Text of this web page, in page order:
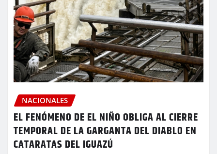
NACIONALES
EL FENÓMENO DE EL NIÑO OBLIGA AL CIERRE
TEMPORAL DE LA GARGANTA DEL DIABLO EN
CATARATAS DEL IGUAZÚ